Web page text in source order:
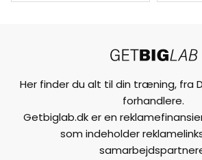
Her finder du alt til din træning, fra
forhandlere.
Getbiglab.dk er en
som indeholder